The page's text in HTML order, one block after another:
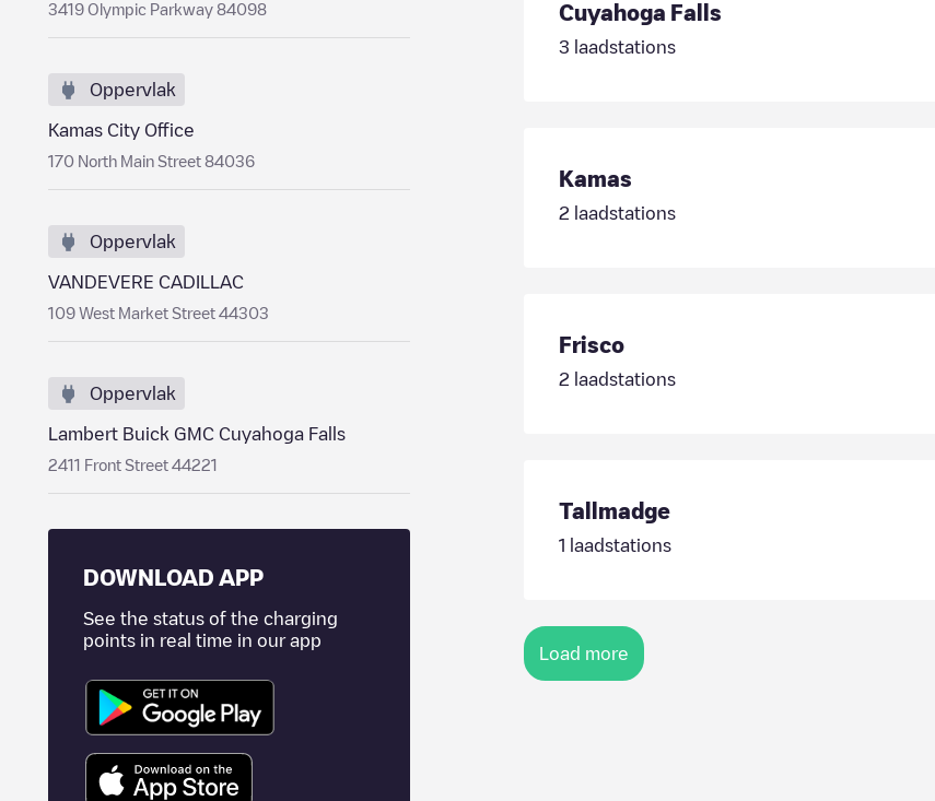
3419 Olympic Parkway 84098
Oppervlak
Kamas City Office
170 North Main Street 84036
Oppervlak
VANDEVERE CADILLAC
109 West Market Street 44303
Oppervlak
Lambert Buick GMC Cuyahoga Falls
2411 Front Street 44221
DOWNLOAD APP
See the status of the charging
points in real time in our app
Cuyahoga Falls
3 laadstations
Kamas
2 laadstations
Frisco
2 laadstations
Tallmadge
1 laadstations
Load more